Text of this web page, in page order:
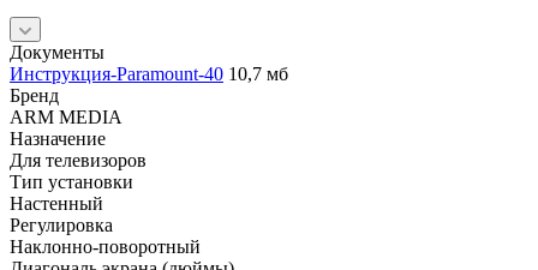
Документы
Инструкция-Paramount-40 10,7 мб
Бренд
ARM MEDIA
Назначение
Для телевизоров
Тип установки
Настенный
Регулировка
Наклонно-поворотный